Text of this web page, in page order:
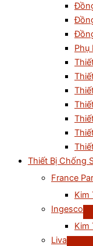
Phụ
Thiết Bị Chống
France
Kim
Ingesco
Kim
Liva